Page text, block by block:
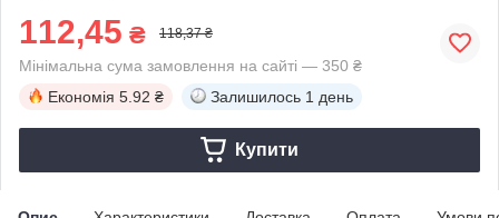
112,45 ₴ 118,37 ₴
Мінімальна сума замовлення на сайті — 350 ₴
Економія 5.92 ₴ Залишилось 1 день
Купити